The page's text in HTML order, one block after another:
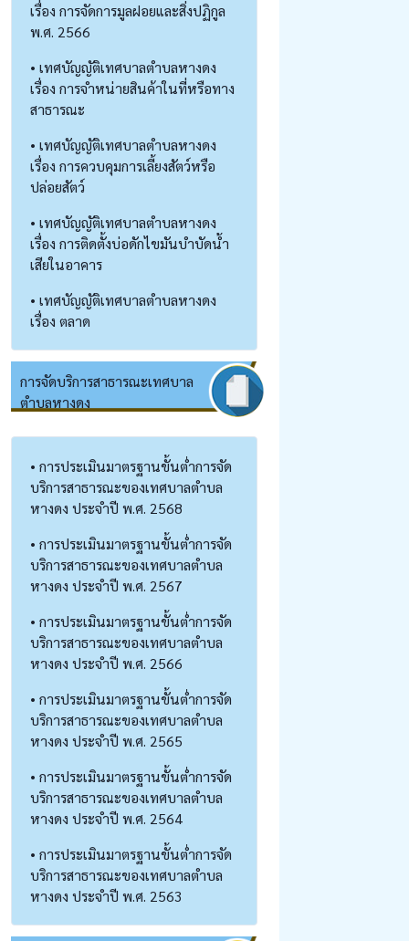
เรื่อง การจัดการมูลฝอยและสิ่งปฏิกูล
พ.ศ. 2566
• เทศบัญญัติเทศบาลตำบลหางดง
เรื่อง การจำหน่ายสินค้าในที่หรือทาง
สาธารณะ
• เทศบัญญัติเทศบาลตำบลหางดง
เรื่อง การควบคุมการเลี้ยงสัตว์หรือ
ปล่อยสัตว์
• เทศบัญญัติเทศบาลตำบลหางดง
เรื่อง การติดตั้งบ่อดักไขมันบำบัดน้ำ
เสียในอาคาร
• เทศบัญญัติเทศบาลตำบลหางดง
เรื่อง ตลาด
การจัดบริการสาธารณะเทศบาล
ตำบลหางดง
• การประเมินมาตรฐานขั้นต่ำการจัด
บริการสาธารณะของเทศบาลตำบล
หางดง ประจำปี พ.ศ. 2568
• การประเมินมาตรฐานขั้นต่ำการจัด
บริการสาธารณะของเทศบาลตำบล
หางดง ประจำปี พ.ศ. 2567
• การประเมินมาตรฐานขั้นต่ำการจัด
บริการสาธารณะของเทศบาลตำบล
หางดง ประจำปี พ.ศ. 2566
• การประเมินมาตรฐานขั้นต่ำการจัด
บริการสาธารณะของเทศบาลตำบล
หางดง ประจำปี พ.ศ. 2565
• การประเมินมาตรฐานขั้นต่ำการจัด
บริการสาธารณะของเทศบาลตำบล
หางดง ประจำปี พ.ศ. 2564
• การประเมินมาตรฐานขั้นต่ำการจัด
บริการสาธารณะของเทศบาลตำบล
หางดง ประจำปี พ.ศ. 2563